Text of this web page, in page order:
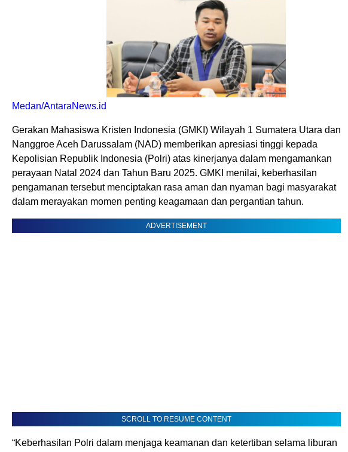
Medan/AntaraNews.id
Gerakan Mahasiswa Kristen Indonesia (GMKI) Wilayah 1 Sumatera Utara dan
Nanggroe Aceh Darussalam (NAD) memberikan apresiasi tinggi kepada
Kepolisian Republik Indonesia (Polri) atas kinerjanya dalam mengamankan
perayaan Natal 2024 dan Tahun Baru 2025. GMKI menilai, keberhasilan
pengamanan tersebut menciptakan rasa aman dan nyaman bagi masyarakat
dalam merayakan momen penting keagamaan dan pergantian tahun.
ADVERTISEMENT
SCROLL TO RESUME CONTENT
“Keberhasilan Polri dalam menjaga keamanan dan ketertiban selama liburan